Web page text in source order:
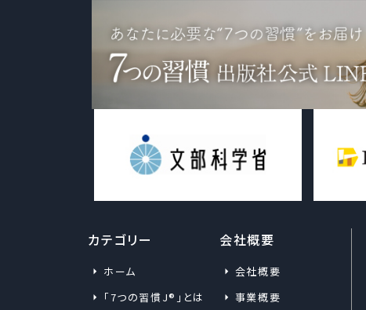
カテゴリー
ホーム
「7つの習慣J®」とは
会社概要
会社概要
事業概要